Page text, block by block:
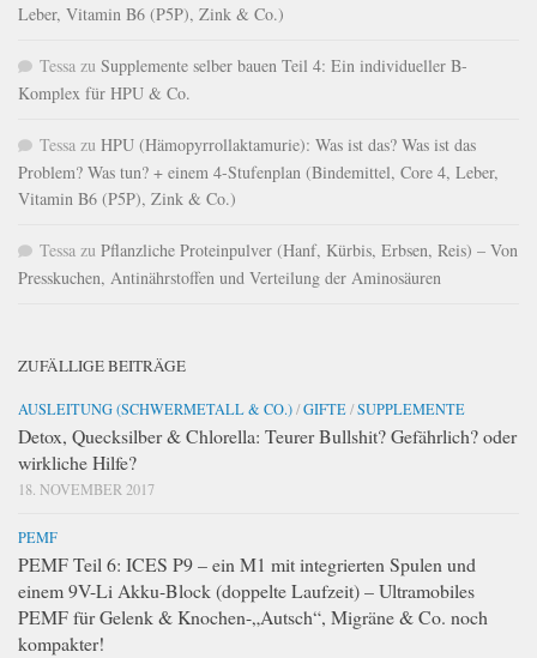
Leber, Vitamin B6 (P5P), Zink & Co.)
Tessa zu Supplemente selber bauen Teil 4: Ein individueller B-
Komplex für HPU & Co.
Tessa zu HPU (Hämopyrrollaktamurie): Was ist das? Was ist das
Problem? Was tun? + einem 4-Stufenplan (Bindemittel, Core 4, Leber,
Vitamin B6 (P5P), Zink & Co.)
Tessa zu Pflanzliche Proteinpulver (Hanf, Kürbis, Erbsen, Reis) – Von
Presskuchen, Antinährstoffen und Verteilung der Aminosäuren
ZUFÄLLIGE BEITRÄGE
AUSLEITUNG (SCHWERMETALL & CO.)/GIFTE/SUPPLEMENTE
Detox, Quecksilber & Chlorella: Teurer Bullshit? Gefährlich? oder
wirkliche Hilfe?
18. NOVEMBER 2017
PEMF
PEMF Teil 6: ICES P9 – ein M1 mit integrierten Spulen und
einem 9V-Li Akku-Block (doppelte Laufzeit) – Ultramobiles
PEMF für Gelenk & Knochen-„Autsch“, Migräne & Co. noch
kompakter!